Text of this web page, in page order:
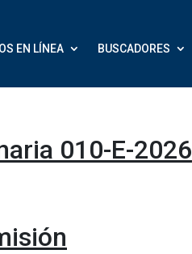
EN LÍNEA BUSCADORES
010-E-2026